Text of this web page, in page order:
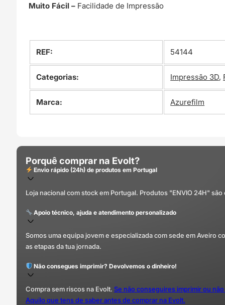
Muito Fácil – Facilidade de Impressão
REF: 54144
Categorias: Impressão 3D,
Marca: Azurefilm
Porquê comprar na Evolt?
Envio rápido (24h) de produtos em Portugal
Loja nacional com stock em Portugal. Produtos "ENVIO 24H"
Apoio técnico, ajuda e atendimento personalizado
Somos uma equipa jovem e especializada com sede em Aveiro
as etapas da tua jornada.
Não consegues imprimir? Devolvemos o dinheiro!
Compra sem riscos na Evolt. Se não conseguires imprimir ou
Aquilo que tens de saber antes de comprar na Evolt.